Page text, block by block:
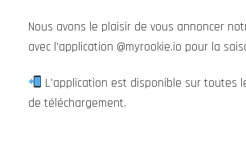
Nous avons le plaisir de vous annoncer
avec l’application @myrookie.io pour la
L’application est disponible sur toutes
de téléchargement.